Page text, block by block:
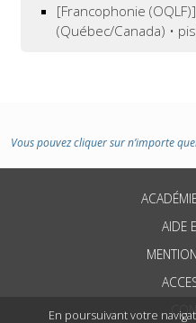
En poursuivant votre
[Francophonie (OQLF)]
(Québec/Canada) •
Vous pouvez cliquer sur n’importe
AIDE